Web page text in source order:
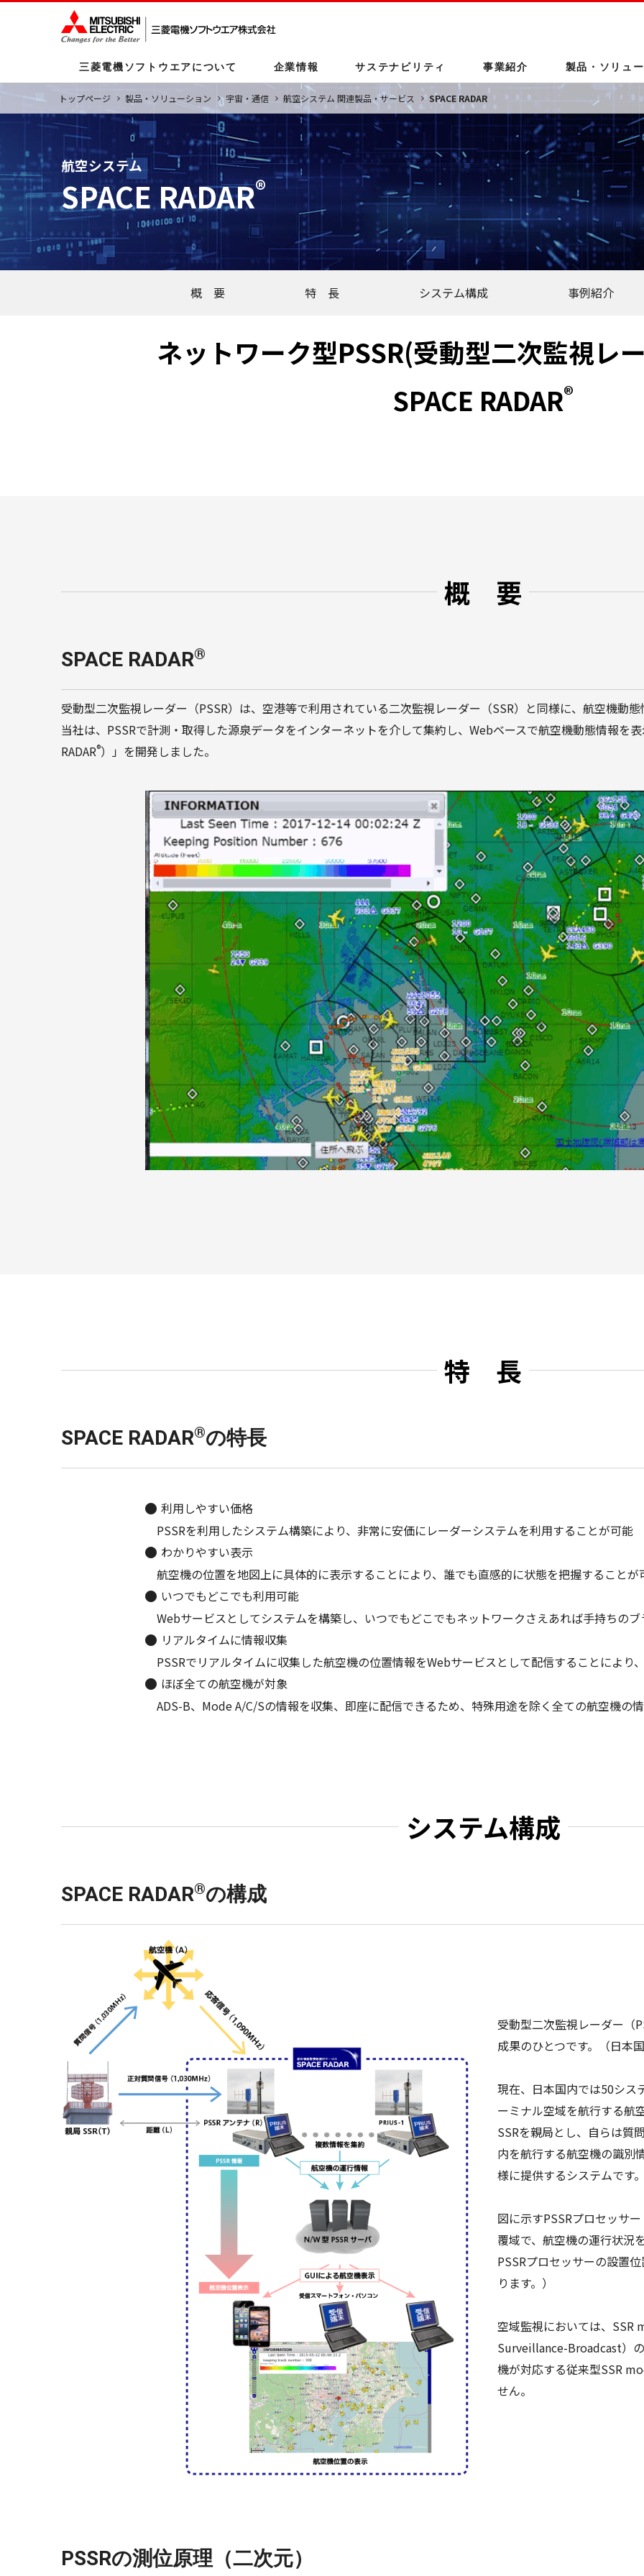
三菱電機ソフトウエアについて 企業情報
企業情報
会社概要 企業理念 社長挨拶
拠点情報 DXの取り組み 沿革
サステナビリティ
サステナビリティ
持続可能な地球環境の実現 持続可能な社会の実現 あらゆる人の尊重
サステナビリティ実現に向けた
イノベーションの促進
事業紹介
事業紹介
公共・エネルギー 宇宙・通信 防衛システム
モビリティ 空調・冷熱
セキュリティー ライフサイエンス 組込ソリューション
製品・ソリュ
製品・ソリューション
公共・エネルギー 宇宙・通信 FA・産業メカトロニクス
ライフサイエンス ITソリューション
テクノロジー
事業分野別 年度別 アーカイブ
トップページ 製品・ソリューション 宇宙・通信 航空システム 関連製品・サービス SPACE RADAR
航空システム
SPACE RADAR®
概 要 特 長 システム構成 事例紹介
ネットワーク型PSSR(受動型二次監視レ
SPACE RADAR®
概 要
SPACE RADAR®
受動型二次監視レーダー（PSSR）は、空港等で利用されている二次監視レーダー（SSR）と同様に、航空機動
当社は、PSSRで計測・取得した源泉データをインターネットを介して集約し、Webベースで航空機動態情報を
RADAR®）」を開発しました。
特 長
SPACE RADAR®の特長
利用しやすい価格
PSSRを利用したシステム構築により、非常に安価にレーダーシステムを利用することが可能
わかりやすい表示
航空機の位置を地図上に具体的に表示することにより、誰でも直感的に状態を把握することが
いつでもどこでも利用可能
Webサービスとしてシステムを構築し、いつでもどこでもネットワークさえあれば手持ちの
リアルタイムに情報収集
PSSRでリアルタイムに収集した航空機の位置情報をWebサービスとして配信することにより
ほぼ全ての航空機が対象
ADS-B、Mode A/C/Sの情報を収集、即座に配信できるため、特殊用途を除く全ての航空機の
システム構成
SPACE RADAR®の構成
受動型二次監視レーダー（
成果のひとつです。（日本
現在、日本国内では50シス
ーミナル空域を航行する航
SSRを親局とし、自らは質
内を航行する航空機の識別
様に提供するシステムです
図に示すPSSRプロセッサ
覆域で、航空機の運行状況
PSSRプロセッサーの設置
ります。）
空域監視においては、
Surveillance-Broadcast）
機が対応する従来型SSR
せん。
PSSRの測位原理（二次元）